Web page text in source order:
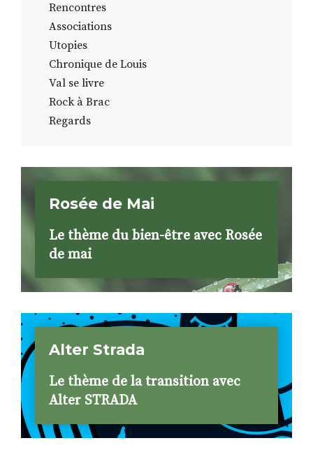
Rencontres
Associations
Utopies
Chronique de Louis
Val se livre
Rock à Brac
Regards
Rosée de Mai
Le thème du bien-être avec Rosée
de mai
Alter Strada
Le thème de la transition avec
Alter STRADA